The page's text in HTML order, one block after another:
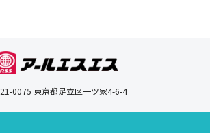
0075 東京都足立区一ツ家4-6-4